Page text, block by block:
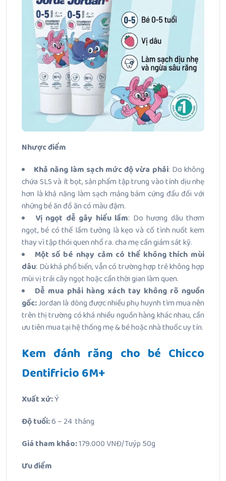
Nhược điểm
Khả năng làm sạch mức độ vừa phải: Do không
chứa SLS và ít bọt, sản phẩm tập trung vào tính dịu nhẹ
hơn là khả năng làm sạch mảng bám cứng đầu đối với
những bé ăn đồ ăn có màu đậm.
Vị ngọt dễ gây hiểu lầm: Do hương dâu thơm
ngọt, bé có thể lầm tưởng là kẹo và cố tình nuốt kem
thay vì tập thói quen nhổ ra. cha mẹ cần giám sát kỹ.
Một số bé nhạy cảm có thể không thích mùi
dâu: Dù khá phổ biến, vẫn có trường hợp trẻ không hợp
mùi vị trái cây ngọt hoặc cần thời gian làm quen.
Dễ mua phải hàng xách tay không rõ nguồn
gốc:Jordan là dòng được nhiều phụ huynh tìm mua nên
trên thị trường có khá nhiều nguồn hàng khác nhau, cần
ưu tiên mua tại hệ thống mẹ & bé hoặc nhà thuốc uy tín.
Kem đánh răng cho bé Chicco
Dentifricio 6M+
Xuất xứ:Ý
Độ tuổi:6 – 24 tháng
Giá tham khảo:179.000 VNĐ/Tuýp 50g
Ưu điểm